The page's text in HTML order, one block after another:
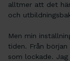
alltmer att det
och
Men min
tiden. Från
som lockade.